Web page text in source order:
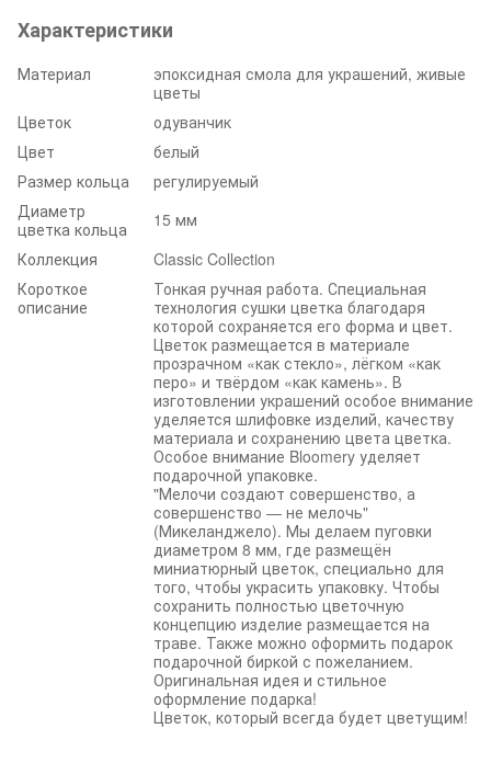
Характеристики
Материал
эпоксидная смола для украшений, живые
цветы
Цветок
одуванчик
Цвет
белый
Размер кольца
регулируемый
Диаметр
цветка кольца
15 мм
Коллекция
Classic Collection
Короткое
описание
Тонкая ручная работа. Специальная
технология сушки цветка благодаря
которой сохраняется его форма и цвет.
Цветок размещается в материале
прозрачном «как стекло», лёгком «как
перо» и твёрдом «как камень». В
изготовлении украшений особое внимание
уделяется шлифовке изделий, качеству
материала и сохранению цвета цветка.
Особое внимание Bloomery уделяет
подарочной упаковке.
"Мелочи создают совершенство, а
совершенство — не мелочь"
(Микеланджело). Мы делаем пуговки
диаметром 8 мм, где размещён
миниатюрный цветок, специально для
того, чтобы украсить упаковку. Чтобы
сохранить полностью цветочную
концепцию изделие размещается на
траве. Также можно оформить подарок
подарочной биркой с пожеланием.
Оригинальная идея и стильное
оформление подарка!
Цветок, который всегда будет цветущим!